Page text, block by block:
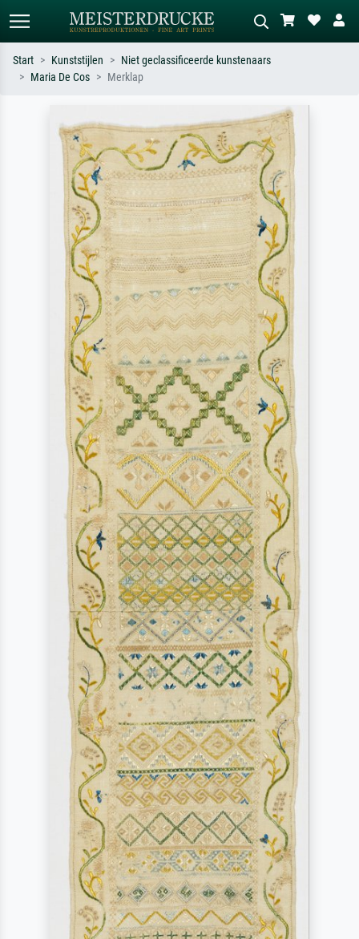
Monet, Sterrennacht, impressionisme,
Hokusai-golf, naakt.
Beschrijf de scène – bijv. groene
weide, abstract met veel rood, donker
olieverfschilderij, staand naakt naast
een boom.
Start Kunststijlen
Niet geclassificeerde kunstenaars
Maria De Cos
Merklap